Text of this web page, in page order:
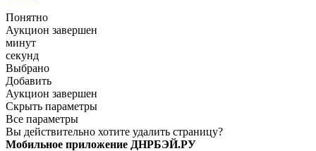
Понятно
Аукцион завершен
минут
секунд
Выбрано
Добавить
Аукцион завершен
Скрыть параметры
Все параметры
Вы действительно хотите удалить страницу?
Мобильное приложение ДНРБЭЙ.РУ